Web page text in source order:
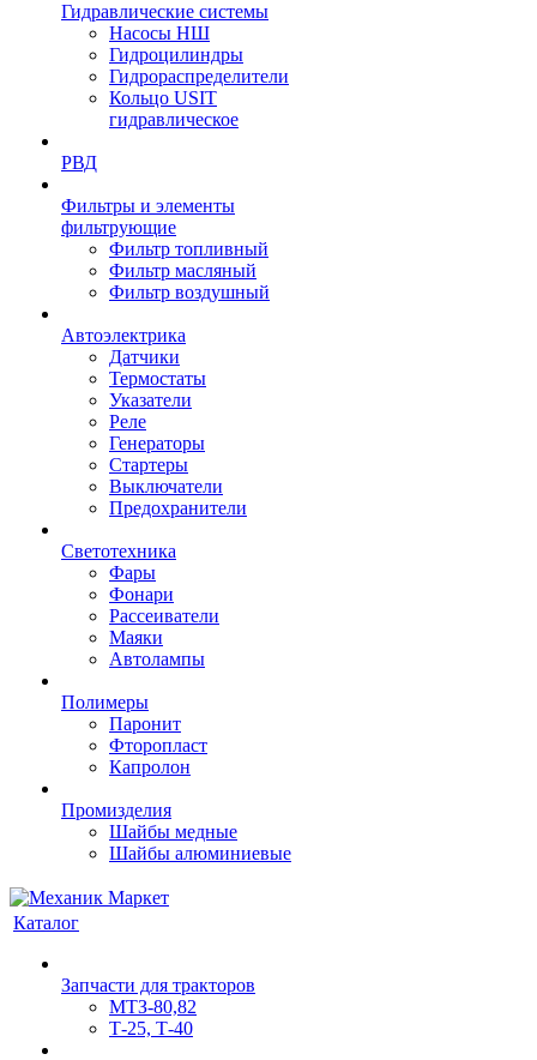
Гидравлические системы
Насосы НШ
Гидроцилиндры
Гидрораспределители
Кольцо USIT
гидравлическое
РВД
Фильтры и элементы
фильтрующие
Фильтр топливный
Фильтр масляный
Фильтр воздушный
Автоэлектрика
Датчики
Термостаты
Указатели
Реле
Генераторы
Стартеры
Выключатели
Предохранители
Светотехника
Фары
Фонари
Рассеиватели
Маяки
Автолампы
Полимеры
Паронит
Фторопласт
Капролон
Промизделия
Шайбы медные
Шайбы алюминиевые
Каталог
Запчасти для тракторов
МТЗ-80,82
Т-25, Т-40